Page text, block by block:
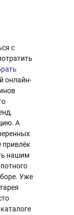
с
онлайн-
А
привлёк
нашим
Уже